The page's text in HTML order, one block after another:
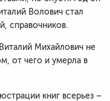
Волович стал
справочников.
Михайлович не
от чего и умерла в
книг всерьез –